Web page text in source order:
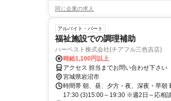
同じ企業の求人
アルバイト・パート
福祉施設での調理補助
ハーベスト株式会社(チアフル三色吉店)
時給1,100円以上
アクセス 担当までお問い合わせ下さい
宮城県岩沼市
時間帯 朝、昼、夕方・夜、深夜・早
17:30 (3)15:00～19:30 ※週2日～応相